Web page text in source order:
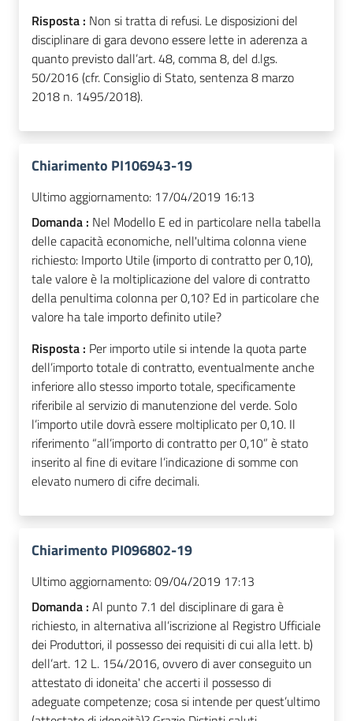
Risposta : Non si tratta di refusi. Le disposizioni del
disciplinare di gara devono essere lette in aderenza a
quanto previsto dall’art. 48, comma 8, del d.lgs.
50/2016 (cfr. Consiglio di Stato, sentenza 8 marzo
2018 n. 1495/2018).
Chiarimento PI106943-19
Ultimo aggiornamento: 17/04/2019 16:13
Domanda : Nel Modello E ed in particolare nella tabella
delle capacità economiche, nell'ultima colonna viene
richiesto: Importo Utile (importo di contratto per 0,10),
tale valore è la moltiplicazione del valore di contratto
della penultima colonna per 0,10? Ed in particolare che
valore ha tale importo definito utile?
Risposta : Per importo utile si intende la quota parte
dell’importo totale di contratto, eventualmente anche
inferiore allo stesso importo totale, specificamente
riferibile al servizio di manutenzione del verde. Solo
l’importo utile dovrà essere moltiplicato per 0,10. Il
riferimento “all’importo di contratto per 0,10” è stato
inserito al fine di evitare l’indicazione di somme con
elevato numero di cifre decimali.
Chiarimento PI096802-19
Ultimo aggiornamento:09/04/2019 17:13
Domanda : Al punto 7.1 del disciplinare di gara è
richiesto, in alternativa all’iscrizione al Registro Ufficiale
dei Produttori, il possesso dei requisiti di cui alla lett. b)
dell’art. 12 L. 154/2016, ovvero di aver conseguito un
attestato di idoneita' che accerti il possesso di
adeguate competenze; cosa si intende per quest’ultimo